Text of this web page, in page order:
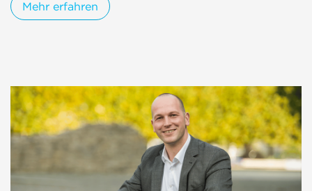
Mehr erfahren